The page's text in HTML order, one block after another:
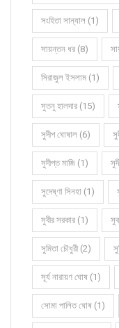
সংহিতা সান্যাল (1)
সায়ন্তন ধর (8)
সিরাজুল ইসলাম (1)
সুতনু হালদার (15)
সুদীপ ঘোষাল (6)
সুদীপ্ত মাজি (1)
সুদেষ্ণা সিনহা (1)
সুবীর সরকার (1)
সুমিতা চৌধুরী (2)
সূর্য নারায়ণ ঘোষ (1)
সোমা পালিত ঘোষ (1)